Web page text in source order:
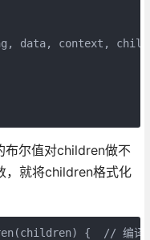
data, context,
布尔值对children做不
，就将children格式化
{  // 编译